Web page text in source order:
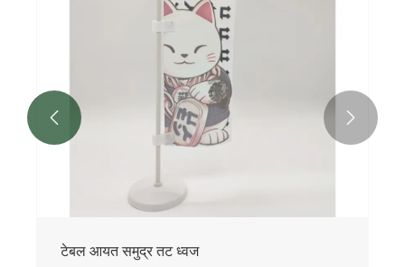
टेबल आयत समुद्र तट ध्वज
 